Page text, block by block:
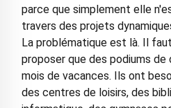
parce que simplement elle
travers des projets
La problématique est là. Il
proposer que des podiums de
mois de vacances. Ils ont
des centres de loisirs, des